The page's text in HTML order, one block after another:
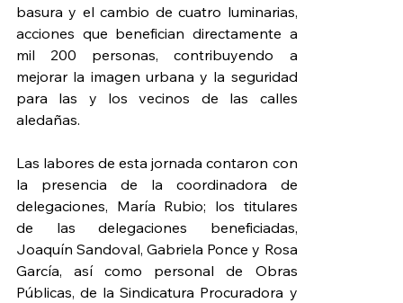
basura y el cambio de cuatro luminarias,
acciones que benefician directamente a
mil 200 personas, contribuyendo a
mejorar la imagen urbana y la seguridad
para las y los vecinos de las calles
aledañas.
Las labores de esta jornada contaron con
la presencia de la coordinadora de
delegaciones, María Rubio; los titulares
de las delegaciones beneficiadas,
Joaquín Sandoval, Gabriela Ponce y Rosa
García, así como personal de Obras
Públicas, de la Sindicatura Procuradora y